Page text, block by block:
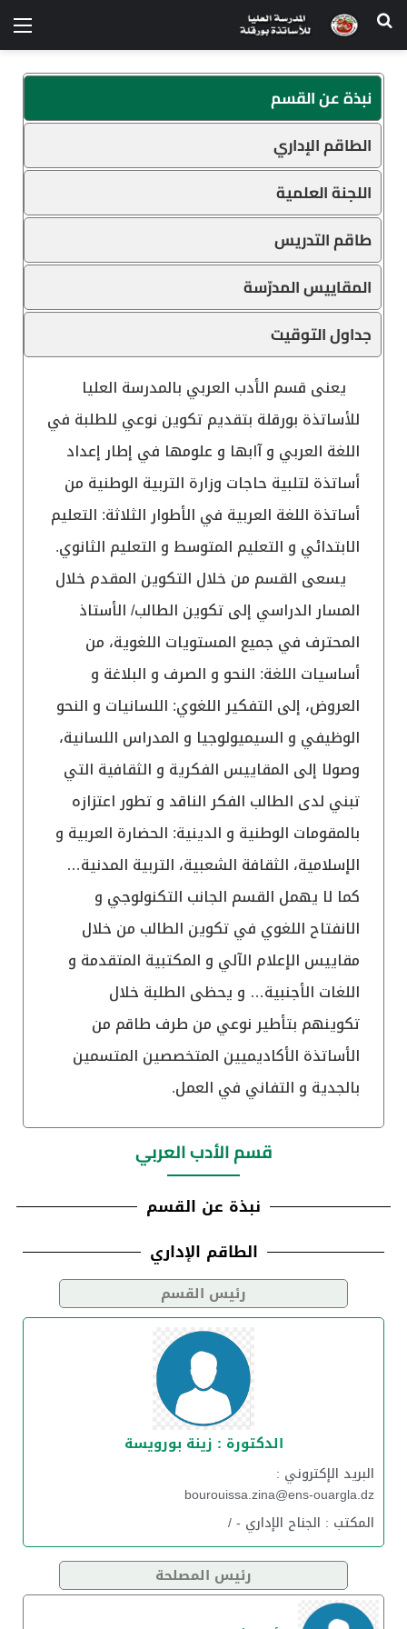
نبذة عن القسم
الطاقم الإداري
اللجنة العلمية
طاقم التدريس
المقاييس المدرّسة
جداول التوقيت
يعنى قسم الأدب العربي بالمدرسة العليا
للأساتذة بورقلة بتقديم تكوين نوعي للطلبة في
اللغة العربي و آابها و علومها في إطار إعداد
أساتذة لتلبية حاجات وزارة التربية الوطنية من
أساتذة اللغة العربية في الأطوار الثلاثة: التعليم
الابتدائي و التعليم المتوسط و التعليم الثانوي.
يسعى القسم من خلال التكوين المقدم خلال
المسار الدراسي إلى تكوين الطالب/ الأستاذ
المحترف في جميع المستويات اللغوية، من
أساسيات اللغة: النحو و الصرف و البلاغة و
العروض، إلى التفكير اللغوي: اللسانيات و النحو
الوظيفي و السيميولوجيا و المدراس اللسانية،
وصولا إلى المقاييس الفكرية و الثقافية التي
تبني لدى الطالب الفكر الناقد و تطور اعتزازه
بالمقومات الوطنية و الدينية: الحضارة العربية و
الإسلامية، الثقافة الشعبية، التربية المدنية…
كما لا يهمل القسم الجانب التكنولوجي و
الانفتاح اللغوي في تكوين الطالب من خلال
مقاييس الإعلام الآلي و المكتبية المتقدمة و
اللغات الأجنبية… و يحظى الطلبة خلال
تكوينهم بتأطير نوعي من طرف طاقم من
الأساتذة الأكاديميين المتخصصين المتسمين
بالجدية و التفاني في العمل.
قسم الأدب العربي
نبذة عن القسم​
الطاقم الإداري
رئيس القسم
الدكتورة : زينة بورويسة
البريد الإكتروني :
bourouissa.zina@ens-ouargla.dz
المكتب : الجناح الإداري - /
رئيس المصلحة